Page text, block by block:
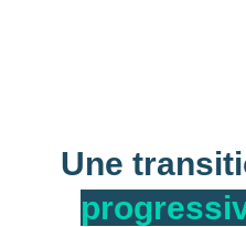
Une